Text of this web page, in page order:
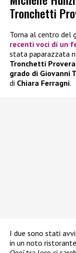
Tronchetti
Torna al centro del
recenti voci di un
stata paparazzata
Tronchetti Provera
grado di Giovanni
di Chiara Ferragni.
I due sono stati
in un noto